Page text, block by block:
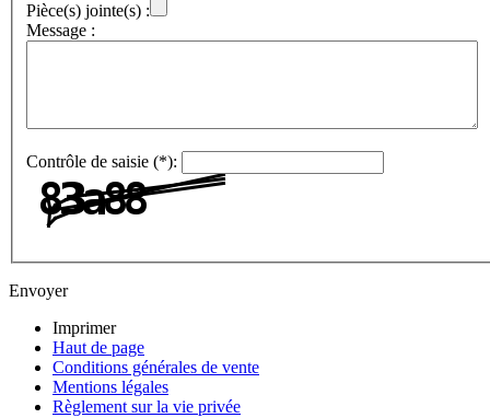
Pièce(s) jointe(s) :
Message :
Contrôle de saisie (*):
Envoyer
Imprimer
Haut de page
Conditions générales de vente
Mentions légales
Règlement sur la vie privée